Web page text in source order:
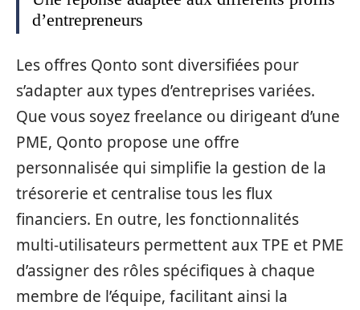
d’entrepreneurs
Les offres Qonto sont diversifiées pour
s’adapter aux types d’entreprises variées.
Que vous soyez freelance ou dirigeant d’une
PME, Qonto propose une offre
personnalisée qui simplifie la gestion de la
trésorerie et centralise tous les flux
financiers. En outre, les fonctionnalités
multi-utilisateurs permettent aux TPE et PME
d’assigner des rôles spécifiques à chaque
membre de l’équipe, facilitant ainsi la